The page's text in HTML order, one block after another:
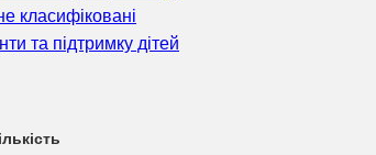
класифіковані
та підтримку дітей